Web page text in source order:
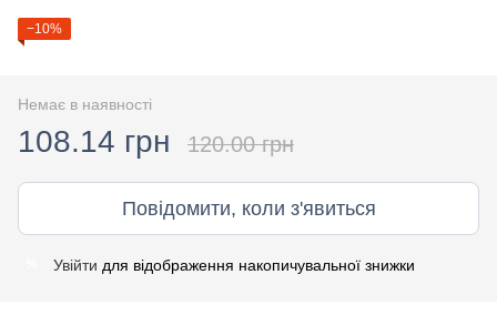
−10%
Немає в наявності
108.14 грн 120.00 грн
Повідомити, коли з'явиться
Увійти для відображення накопичувальної знижки